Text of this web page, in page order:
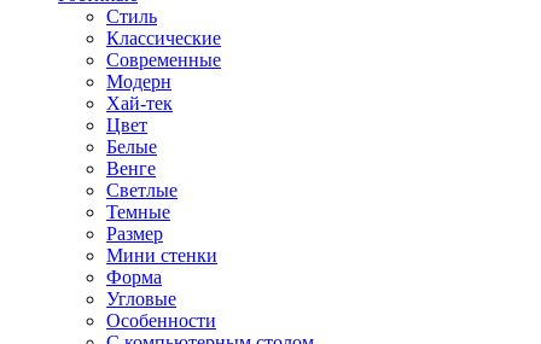
Стиль
Классические
Современные
Модерн
Хай-тек
Цвет
Белые
Венге
Светлые
Темные
Размер
Мини стенки
Форма
Угловые
Особенности